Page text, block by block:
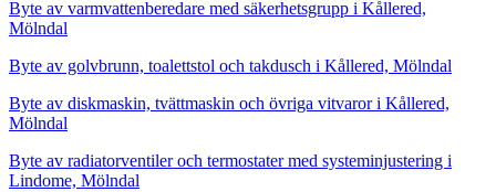
Byte av varmvattenberedare med säkerhetsgrupp i Kållered,
Mölndal
Byte av golvbrunn, toalettstol och takdusch i Kållered, Mölndal
Byte av diskmaskin, tvättmaskin och övriga vitvaror i Kållered,
Mölndal
Byte av radiatorventiler och termostater med systeminjustering i
Lindome, Mölndal